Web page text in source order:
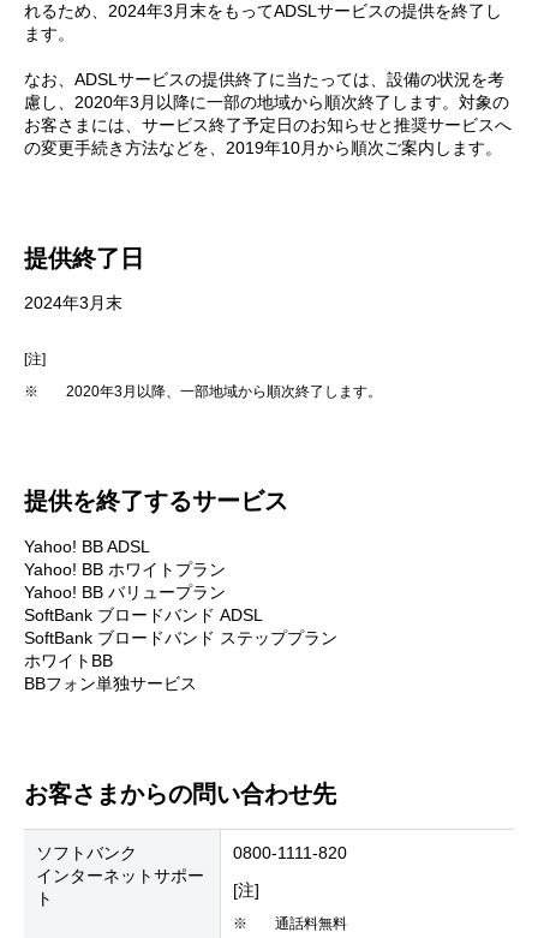
れるため、2024年3月末をもってADSLサービスの提供を終了し
ます。
なお、ADSLサービスの提供終了に当たっては、設備の状況を考
慮し、2020年3月以降に一部の地域から順次終了します。対象の
お客さまには、サービス終了予定日のお知らせと推奨サービスへ
の変更手続き方法などを、2019年10月から順次ご案内します。
提供終了日
2024年3月末
[注]
※
2020年3月以降、一部地域から順次終了します。
提供を終了するサービス
Yahoo! BB ADSL
Yahoo! BB ホワイトプラン
Yahoo! BB バリュープラン
SoftBank ブロードバンド ADSL
SoftBank ブロードバンド ステッププラン
ホワイトBB
BBフォン単独サービス
お客さまからの問い合わせ先
ソフトバンク
インターネットサポー
ト
0800-1111-820
[注]
※
通話料無料